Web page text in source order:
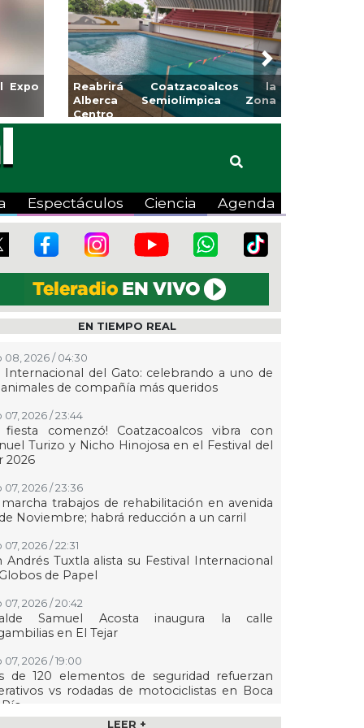
la
Zona
Invita Ayuntamiento de Veracruz
a Temporada de Artes “Escena
Viva”
Next
Espectáculos Ciencia Agenda
EN TIEMPO REAL
08, 2026 / 04:30
Internacional del Gato: celebrando a uno de
animales de compañía más queridos
07, 2026 / 23:44
fiesta comenzó! Coatzacoalcos vibra con
Turizo y Nicho Hinojosa en el Festival del
2026
07, 2026 / 23:36
trabajos de rehabilitación en avenida
Noviembre; habrá reducción a un carril
2026 / 22:31
Andrés Tuxtla alista su Festival Internacional
de Papel
07, 2026 / 20:42
Samuel Acosta inaugura la calle
en El Tejar
07, 2026 / 19:00
de 120 elementos de seguridad refuerzan
vs rodadas de motociclistas en Boca
LEER +